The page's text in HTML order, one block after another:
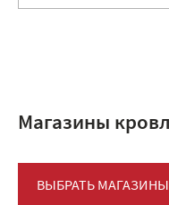
Магазины
ВЫБРАТЬ МАГАЗИНЫ